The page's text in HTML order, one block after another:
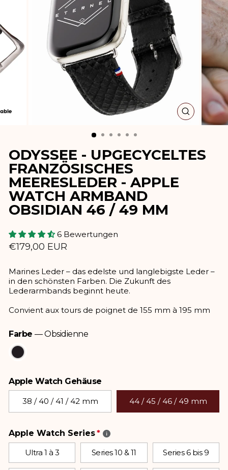
ESC)
ODYSSEE - UPGECYCELTES
FRANZÖSISCHES
MEERESLEDER - APPLE
WATCH ARMBAND
OBSIDIAN 46 / 49 MM
6 Bewertungen
Normaler
€179,00 EUR
Marines Leder – das edelste und langlebigste Leder –
in den schönsten Farben. Die Zukunft des
Lederarmbands beginnt heute.
Convient aux tours de poignet de 155 mm à 195 mm
Farbe —Obsidienne
Farbe
Apple Watch Gehäuse
Apple Watch Gehäuse
38 / 40 / 41 / 42 mm 44 / 45 / 46 / 49 mm
Apple Watch Series
Ultra 1 à 3
Series 10 & 11 Series 6 bis 9